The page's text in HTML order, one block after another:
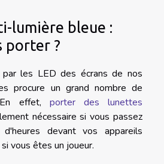
lumière bleue :
porter ?
les LED des écrans de nos
procure un grand nombre de
effet, porter des lunettes
nécessaire si vous passez
devant vos appareils
vous êtes un joueur.